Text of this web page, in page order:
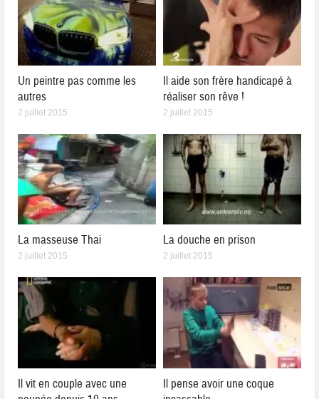
Un peintre pas comme les
autres
2 juillet 2015
Il aide son frère handicapé à
réaliser son rêve !
2 juillet 2015
La masseuse Thai
2 juillet 2015
La douche en prison
2 juillet 2015
Il vit en couple avec une
Il pense avoir une coque